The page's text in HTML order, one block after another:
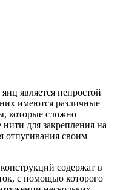
является непростой
имеются различные
которые сложно
для закрепления на
отпугивания своим
содержат в
с помощью которого